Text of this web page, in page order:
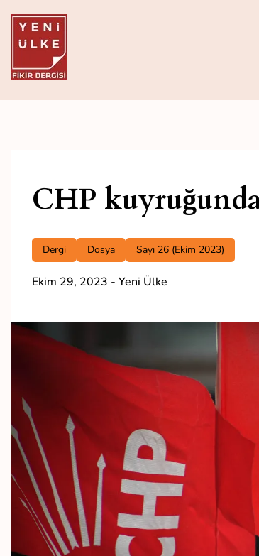
content
Yeni Ülke
Aylık Fikir Dergisi
CHP
Dergi Dosya Sayı 26 (Ekim 2023)
Ekim 29, 2023 - Yeni Ülke